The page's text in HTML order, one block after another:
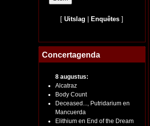
[Uitslag Enquêtes ]
Concertagenda
8 augustus:
Alcatraz
Body Count
Deceased..., Putridarium en
Mancuerda
Elithium en End of the Dream